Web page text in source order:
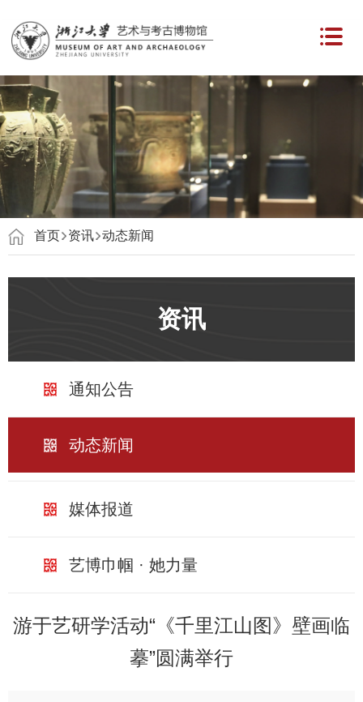
首页 资讯 动态新闻
资讯
通知公告
动态新闻
媒体报道
艺博巾帼 · 她力量
游于艺研学活动“《千里江山图》壁画临
摹”圆满举行